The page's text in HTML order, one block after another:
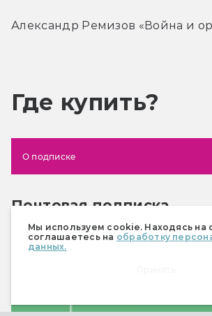
Мы используем cookie. Находясь на
соглашаетесь на обработку
данных.
Александр Ремизов «Война и
Где купить?
О подписке
Почтовая подписка
Почтовая подписка не
спецвыпуски «Мира